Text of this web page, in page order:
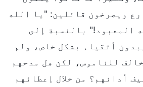
ويصرخون قائلين: "يا الله
المعبود!" بالنسبة إلى
أتقياء بشكل خاص، ولم
للناموس، لكن هل مدحهم
أدانهم؟ من خلال إعطائهم